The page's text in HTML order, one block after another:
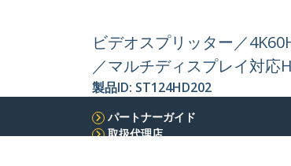
ビデオスプリッター／
／マルチディスプレイ対
製品ID: ST124HD202
パートナーガイド
取扱代理店